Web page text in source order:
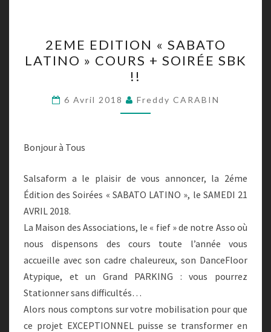
EDITION
« SABATO
LATINO »
COURS
+
2EME EDITION « SABATO
LATINO » COURS + SOIRÉE SBK
!!
6 Avril 2018 Freddy CARABIN
Bonjour à Tous
Salsaform a le plaisir de vous annoncer, la 2éme
Édition des Soirées « SABATO LATINO », le SAMEDI 21
AVRIL 2018.
La Maison des Associations, le « fief » de notre Asso où
nous dispensons des cours toute l’année vous
accueille avec son cadre chaleureux, son DanceFloor
Atypique, et un Grand PARKING : vous pourrez
Stationner sans difficultés…
Alors nous comptons sur votre mobilisation pour que
ce projet EXCEPTIONNEL puisse se transformer en